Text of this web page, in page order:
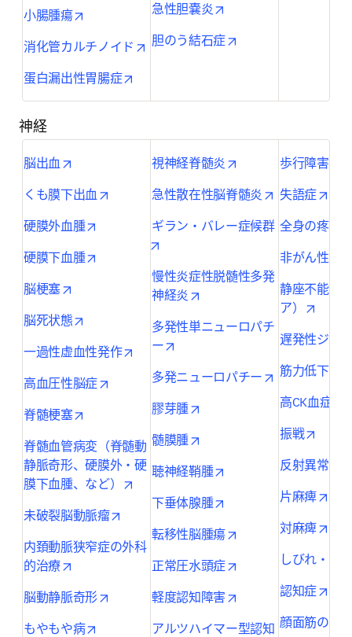
小腸腫瘍 opens in new tab/window
消化管カルチノイド opens in new tab/window
蛋白漏出性胃腸症
急性胆嚢炎
胆のう結石症
神経
脳出血 opens in new tab/window
くも膜下出血 opens in new tab/window
硬膜外血腫 opens in new tab/window
硬膜下血腫
脳梗塞 opens in new tab/window
脳死状態 opens in new tab/window
一過性虚血性発作 opens in new tab/window
高血圧性脳症 opens in new tab/window
脊髄梗塞 opens in new tab/window
脊髄血管病変（脊髄動
静脈奇形、硬膜外・硬
膜下血腫、など）
未破裂脳動脈瘤
内頚動脈狭窄症の外科
的治療
opens in new tab/window
脳動静脈奇形 opens in new tab/window
もやもや病 opens in new tab/window
視神経脊髄炎 opens in new tab/
急性散在性脳脊髄炎 opens in new
ギラン・バレー症候群
慢性炎症性脱髄性多発
神経炎
opens in new tab/window
多発性単ニューロパチ
ー
opens in new tab/window
多発ニューロパチー opens in new
膠芽腫 opens in new tab/window
髄膜腫 opens in new tab/window
聴神経鞘腫 opens in new tab/
下垂体腺腫 opens in new tab/
転移性脳腫瘍 opens in new tab/
正常圧水頭症 opens in new tab/
軽度認知障害 opens in new tab/
アルツハイマー型認知
歩行障害、
失語症
全身の疼痛
非がん性慢
静座不能（
ア）
遅発性ジス
筋力低下
高CK血症
振戦
反射異常
片麻痺
対麻痺
しびれ・感
認知症
顔面筋の麻